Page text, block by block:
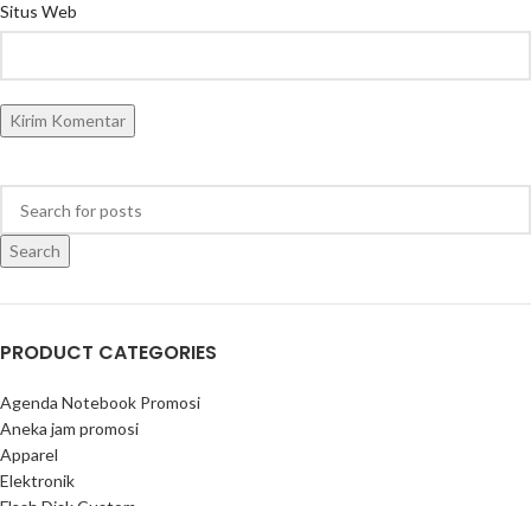
Situs Web
Search
PRODUCT CATEGORIES
Agenda Notebook Promosi
Aneka jam promosi
Apparel
Elektronik